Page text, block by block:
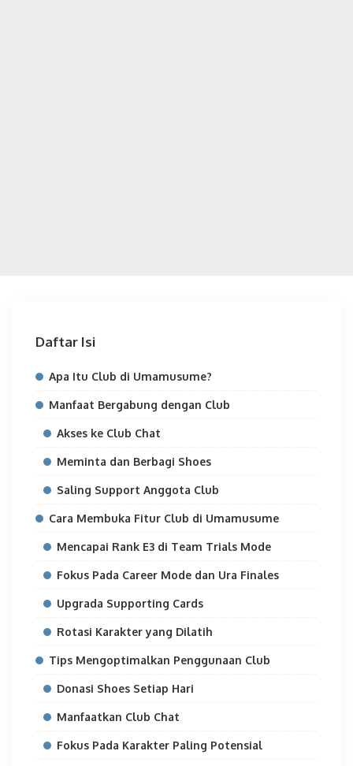
Daftar Isi
Apa Itu Club di Umamusume?
Manfaat Bergabung dengan Club
Akses ke Club Chat
Meminta dan Berbagi Shoes
Saling Support Anggota Club
Cara Membuka Fitur Club di Umamusume
Mencapai Rank E3 di Team Trials Mode
Fokus Pada Career Mode dan Ura Finales
Upgrada Supporting Cards
Rotasi Karakter yang Dilatih
Tips Mengoptimalkan Penggunaan Club
Donasi Shoes Setiap Hari
Manfaatkan Club Chat
Fokus Pada Karakter Paling Potensial